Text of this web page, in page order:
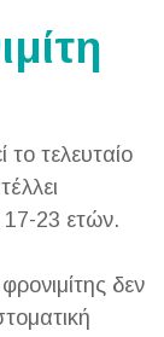
το τελευταίο
17-23 ετών.
δεν